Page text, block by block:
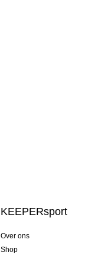
KEEPERsport
Over ons
Shop